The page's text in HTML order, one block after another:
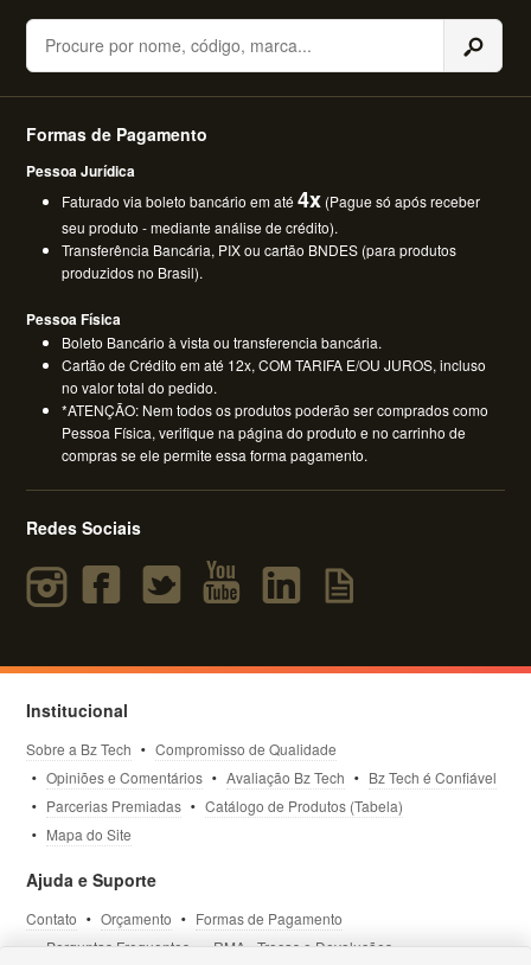
Buscar
Formas de Pagamento
Pessoa Jurídica
Faturado via boleto bancário em até4x (Pague só após receber
seu produto - mediante análise de crédito).
Transferência Bancária, PIX ou cartão BNDES (para produtos
produzidos no Brasil).
Pessoa Física
Boleto Bancário à vista ou transferencia bancária.
Cartão de Crédito em até 12x, COM TARIFA E/OU JUROS, incluso
no valor total do pedido.
*ATENÇÃO: Nem todos os produtos poderão ser comprados como
Pessoa Física, verifique na página do produto e no carrinho de
compras se ele permite essa forma pagamento.
Redes Sociais
Institucional
Sobre a Bz Tech
Compromisso de Qualidade
Opiniões e Comentários
Avaliação Bz Tech
Bz Tech é Confiável
Parcerias Premiadas
Catálogo de Produtos (Tabela)
Mapa do Site
Ajuda e Suporte
Contato Orçamento
Formas de Pagamento
Perguntas Frequentes
RMA - Trocas e Devoluções